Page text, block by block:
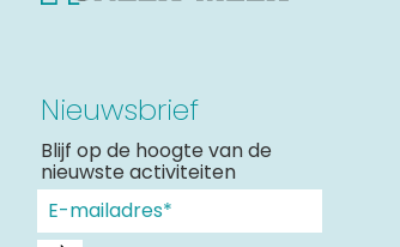
Nieuwsbrief
Blijf op de hoogte van de
nieuwste activiteiten